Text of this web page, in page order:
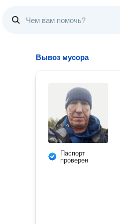
Вывоз мусора
Паспорт
проверен